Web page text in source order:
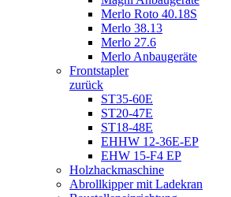
Merlo Roto 40.18S
Merlo 38.13
Merlo 27.6
Merlo Anbaugeräte
Frontstapler
zurück
ST35-60E
ST20-47E
ST18-48E
EHHW 12-36E-EP
EHW 15-F4 EP
Holzhackmaschine
Abrollkipper mit Ladekran